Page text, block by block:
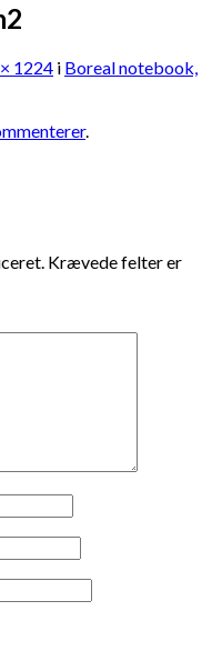
1224 i Boreal notebook,
.
Krævede felter er